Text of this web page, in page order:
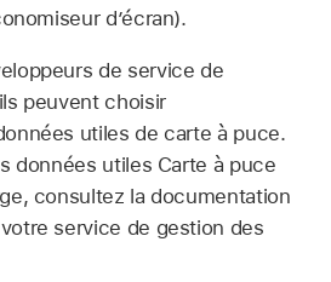
d’écran).
de service de
peuvent choisir
utiles de carte à puce.
données utiles Carte à puce
consultez la documentation
service de gestion des